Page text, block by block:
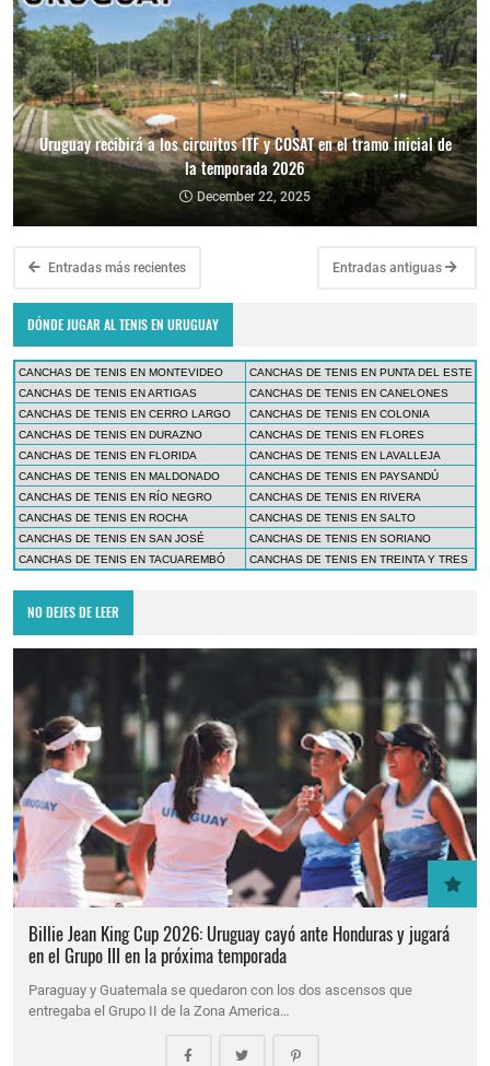
Uruguay recibirá a los circuitos ITF y COSAT en el tramo inicial de
la temporada 2026
December 22, 2025
Entradas más recientes Entradas antiguas
DÓNDE JUGAR AL TENIS EN URUGUAY
CANCHAS DE TENIS EN MONTEVIDEO
CANCHAS DE TENIS EN PUNTA DEL ESTE
CANCHAS DE TENIS EN ARTIGAS
CANCHAS DE TENIS EN CANELONES
CANCHAS DE TENIS EN CERRO LARGO
CANCHAS DE TENIS EN COLONIA
CANCHAS DE TENIS EN DURAZNO
CANCHAS DE TENIS EN FLORES
CANCHAS DE TENIS EN FLORIDA
CANCHAS DE TENIS EN LAVALLEJA
CANCHAS DE TENIS EN MALDONADO
CANCHAS DE TENIS EN PAYSANDÚ
CANCHAS DE TENIS EN RÍO NEGRO
CANCHAS DE TENIS EN RIVERA
CANCHAS DE TENIS EN ROCHA
CANCHAS DE TENIS EN SALTO
CANCHAS DE TENIS EN SAN JOSÉ
CANCHAS DE TENIS EN SORIANO
CANCHAS DE TENIS EN TACUAREMBÓ
CANCHAS DE TENIS EN TREINTA Y TRES
NO DEJES DE LEER
Billie Jean King Cup 2026: Uruguay cayó ante Honduras y jugará
en el Grupo III en la próxima temporada
Paraguay y Guatemala se quedaron con los dos ascensos que
entregaba el Grupo II de la Zona America…